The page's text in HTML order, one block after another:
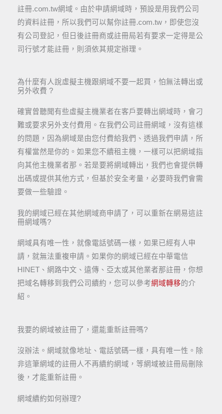
註冊.com.tw網域。由於申請網域時，預設是用我們公司
的資料註冊，所以我們可以幫你註冊.com.tw，即使您沒
有公司登記，但日後註冊商或註冊局若有要求一定得是公
司行號才能註冊，則須依其規定辦理。
為什麼有人說虛擬主機跟網域不要一起買，怕無法轉出或
另外收費 ?
確實曾聽聞有些虛擬主機業者在客戶要轉出網域時，會刁
難或要求另外支付費用。在我們公司註冊網域，沒有這樣
的問題，因為網域是由您付費給我們、透過我們申請，所
有權當然是你的。如果您不續租主機，一樣可以把網域指
向其他主機業者那。若是要將網域轉出，我們也會提供轉
出碼或提供其他方式，但基於安全考量，必要時我們會需
要做一些驗證。
我的網域已經在其他網域商申請了，可以重新在網易這註
冊網域嗎?
網域具有唯一性，就像電話號碼一樣，如果已經有人申
請，就無法重複申請。如果你的網域已經在中華電信
HINET、網路中文、遠傳、亞太或其他業者那註冊，你想
把域名轉移到我們公司續約，您可以參考網域轉移的介
紹。
我要的網域被註冊了，還能重新註冊嗎?
沒辦法。網域就像地址、電話號碼一樣，具有唯一性。除
非這筆網域的註冊人不再續約網域，等網域被註冊局刪除
後，才能重新註冊。
網域續約如何辦理?